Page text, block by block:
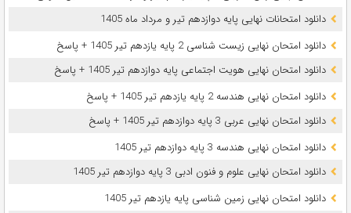
دانلود امتحانات نهایی پایه دوازدهم تیر و مرداد ماه 1405
دانلود امتحان نهایی زیست شناسی 2 پایه یازدهم تیر 1405 + پاسخ
دانلود امتحان نهایی هویت اجتماعی پایه دوازدهم تیر 1405 + پاسخ
دانلود امتحان نهایی هندسه 2 پایه یازدهم تیر 1405 + پاسخ
دانلود امتحان نهایی عربی 3 پایه دوازدهم تیر 1405 + پاسخ
دانلود امتحان نهایی هندسه 3 پایه دوازدهم تیر 1405
دانلود امتحان نهایی علوم و فنون ادبی 3 پایه دوازدهم تیر 1405
دانلود امتحان نهایی زمین شناسی پایه یازدهم تیر 1405